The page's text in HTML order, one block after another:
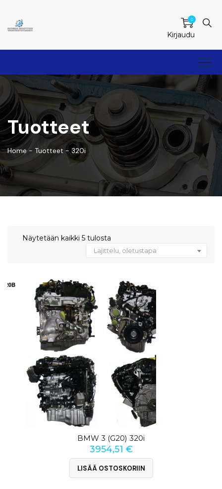
0
Kirjaudu
Tuotteet
Home- Tuotteet -320i
Näytetään kaikki 5 tulosta
Lajittelu, oletustapa
BMW 3 (G20) 320i
3954,51 €
LISÄÄ OSTOSKORIIN